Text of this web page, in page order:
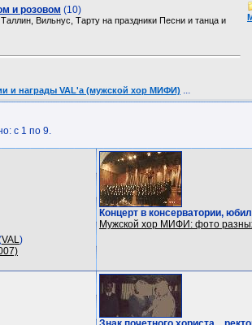
и розовом (10)
Вильнус, Тарту на праздники Песни и танца и
и награды VAL'a (мужской хор МИФИ) ...
с 1 по 9.
VAL)
Концерт в консерватории,
Мужской хор МИФИ: фото